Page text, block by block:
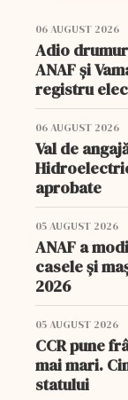
06 AUGUST 2026
Adio
ANAF și
registru
06 AUGUST 2026
Val de
aprobate
05 AUGUST 2026
ANAF a
casele și
2026
05 AUGUST 2026
CCR pune
mai mari.
statului